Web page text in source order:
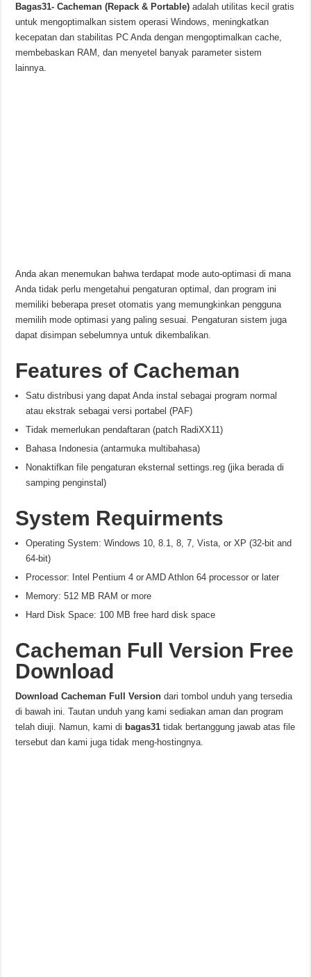
Bagas31- Cacheman (Repack & Portable) adalah utilitas kecil gratis
untuk mengoptimalkan sistem operasi Windows, meningkatkan
kecepatan dan stabilitas PC Anda dengan mengoptimalkan cache,
membebaskan RAM, dan menyetel banyak parameter sistem
lainnya.
Anda akan menemukan bahwa terdapat mode auto-optimasi di mana
Anda tidak perlu mengetahui pengaturan optimal, dan program ini
memiliki beberapa preset otomatis yang memungkinkan pengguna
memilih mode optimasi yang paling sesuai. Pengaturan sistem juga
dapat disimpan sebelumnya untuk dikembalikan.
Features of Cacheman
Satu distribusi yang dapat Anda instal sebagai program normal
atau ekstrak sebagai versi portabel (PAF)
Tidak memerlukan pendaftaran (patch RadiXX11)
Bahasa Indonesia (antarmuka multibahasa)
Nonaktifkan file pengaturan eksternal settings.reg (jika berada di
samping penginstal)
System Requirments
Operating System: Windows 10, 8.1, 8, 7, Vista, or XP (32-bit and
64-bit)
Processor: Intel Pentium 4 or AMD Athlon 64 processor or later
Memory: 512 MB RAM or more
Hard Disk Space: 100 MB free hard disk space
Cacheman Full Version Free
Download
Download Cacheman Full Version dari tombol unduh yang tersedia
di bawah ini. Tautan unduh yang kami sediakan aman dan program
telah diuji. Namun, kami di bagas31tidak bertanggung jawab atas file
tersebut dan kami juga tidak meng-hostingnya.